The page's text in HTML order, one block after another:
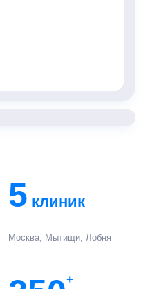
5 клиник
Москва, Мытищи, Лобня
+